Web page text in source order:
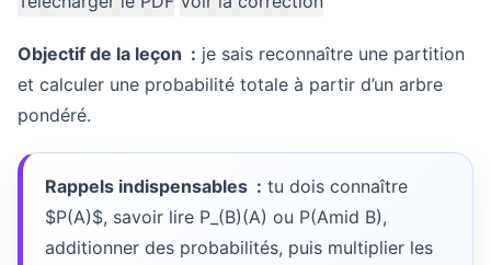
Objectif de la leçon : je sais reconnaître une partition
et calculer une probabilité totale à partir d’un arbre
pondéré.
Rappels indispensables : tu dois connaître
$P(A)$, savoir lire P_(B)(A) ou P(Amid B),
additionner des probabilités, puis multiplier les